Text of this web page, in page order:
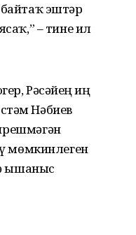
эштәр
– тине ил
Рәсәйҙең иң
Нәбиев
мөмкинлеген
ышаныс